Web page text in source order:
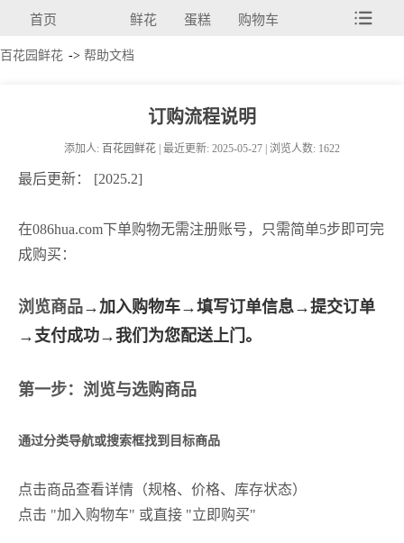
首页 鲜花 蛋糕 购物车
百花园鲜花 -> 帮助文档
订购流程说明
添加人: 百花园鲜花 | 最近更新: 2025-05-27 | 浏览人数: 1622
最后更新： [2025.2]
在086hua.com下单购物无需注册账号，只需简单5步即可完
成购买：
浏览商品→加入购物车→填写订单信息→提交订单
→支付成功→我们为您配送上门。
第一步：浏览与选购商品
通过分类导航或搜索框找到目标商品
点击商品查看详情（规格、价格、库存状态）
点击 "加入购物车" 或直接 "立即购买"